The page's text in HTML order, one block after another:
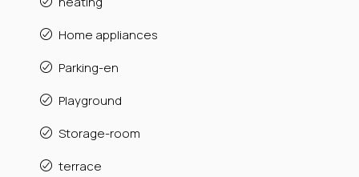
Home appliances
Parking-en
Playground
Storage-room
terrace